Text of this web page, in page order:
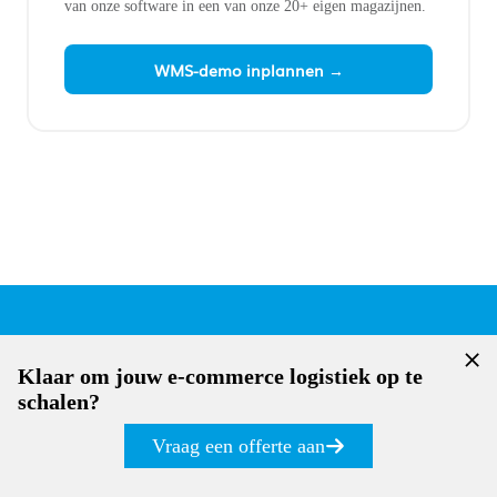
van onze software in een van onze 20+ eigen magazijnen.
WMS-demo inplannen →
Klaar om jouw e-commerce logistiek op te
schalen?
Vraag een offerte aan